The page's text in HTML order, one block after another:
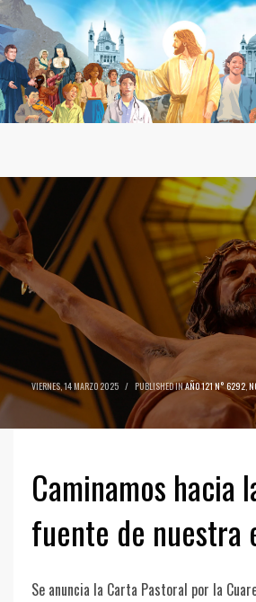
VIERNES, 14 MARZO 2025 / PUBLISHED INAÑO 121 N° 6292,
Caminamos hacia
fuente de nuestra
Se anuncia la Carta Pastoral por la